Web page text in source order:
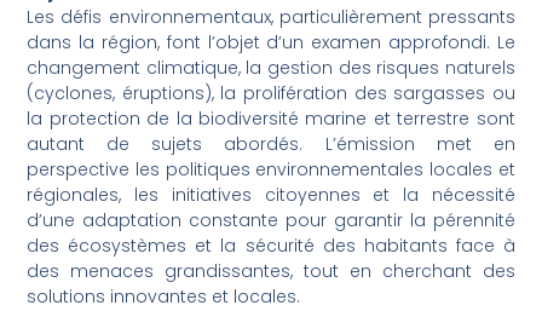
Les défis environnementaux, particulièrement pressants
dans la région, font l’objet d’un examen approfondi. Le
changement climatique, la gestion des risques naturels
(cyclones, éruptions), la prolifération des sargasses ou
la protection de la biodiversité marine et terrestre sont
autant de sujets abordés. L’émission met en
perspective les politiques environnementales locales et
régionales, les initiatives citoyennes et la nécessité
d’une adaptation constante pour garantir la pérennité
des écosystèmes et la sécurité des habitants face à
des menaces grandissantes, tout en cherchant des
solutions innovantes et locales.